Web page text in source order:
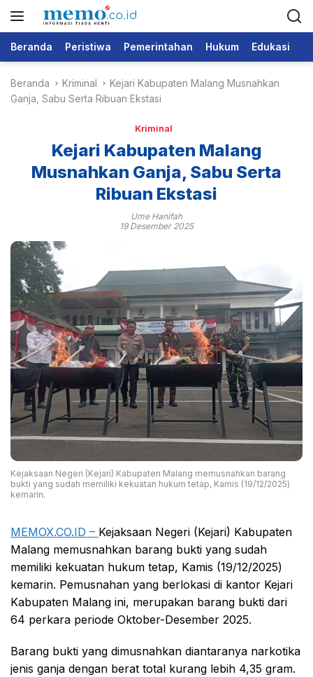
Beranda Peristiwa Pemerintahan Hukum Edukasi
Beranda Kriminal
Kejari Kabupaten Malang Musnahkan
Ganja, Sabu Serta Ribuan Ekstasi
Kriminal
Kejari Kabupaten Malang
Musnahkan Ganja, Sabu Serta
Ribuan Ekstasi
Ume Hanifah
19 Desember 2025
Kejaksaan Negeri (Kejari) Kabupaten Malang memusnahkan barang
bukti yang sudah memiliki kekuatan hukum tetap, Kamis (19/12/2025)
kemarin.
MEMOX.CO.ID – Kejaksaan Negeri (Kejari) Kabupaten
Malang memusnahkan barang bukti yang sudah
memiliki kekuatan hukum tetap, Kamis (19/12/2025)
kemarin. Pemusnahan yang berlokasi di kantor Kejari
Kabupaten Malang ini, merupakan barang bukti dari
64 perkara periode Oktober-Desember 2025.
Barang bukti yang dimusnahkan diantaranya narkotika
jenis ganja dengan berat total kurang lebih 4,35 gram.